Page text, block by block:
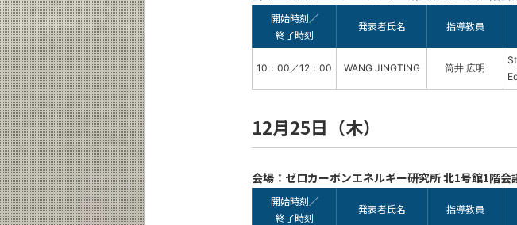
開始時刻／
終了時刻
発表者氏名 指導教員
10：00／12：00 WANG JINGTING 筒井 広明
12月25日（木）
会場：ゼロカーボンエネルギー研究所 北1号館1階会
開始時刻／
終了時刻
発表者氏名 指導教員